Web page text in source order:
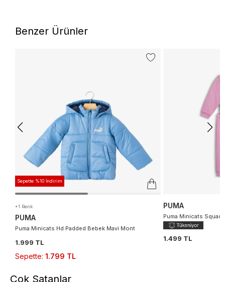
Benzer Ürünler
Sepette %10 İndirim
+1 Renk
PUMA
Puma Minicats Hd Padded Bebek Mavi Mont
1.999 TL
Sepette: 1.799 TL
PUMA
Puma Minicats Squad
1.499 TL
Çok Satanlar